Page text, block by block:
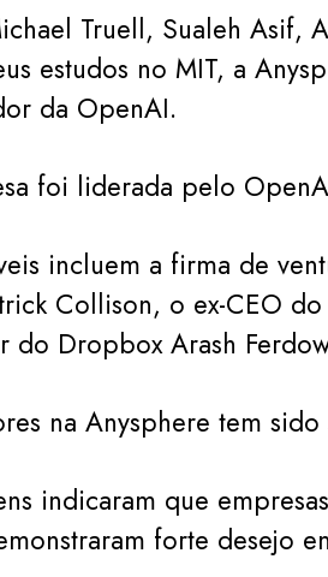
Truell, Sualeh Asif,
estudos no MIT, a
da OpenAI.
foi liderada pelo
incluem a firma de
Collison, o ex-CEO
do Dropbox Arash
na Anysphere tem
indicaram que
forte desejo